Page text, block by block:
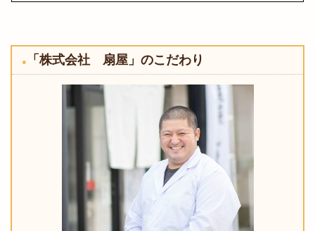
「株式会社 扇屋」のこだわり